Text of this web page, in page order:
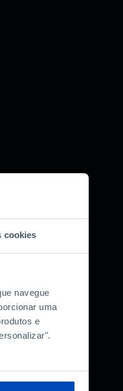
cookies
navegue
uma
e